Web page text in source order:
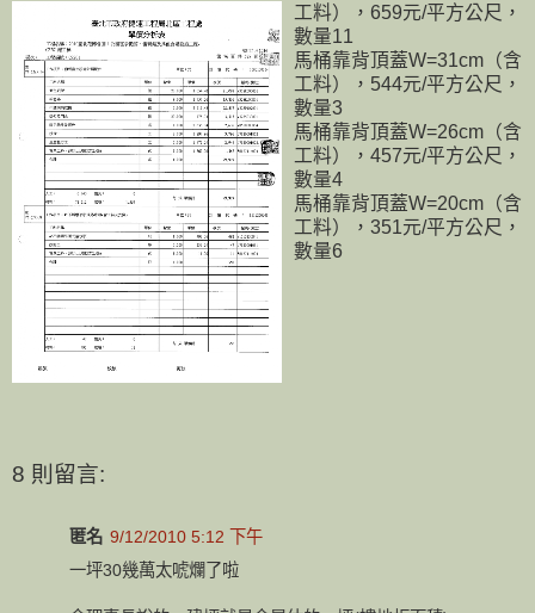
工料），659元/平方公尺，
數量11
馬桶靠背頂蓋W=31cm（含
工料），544元/平方公尺，
數量3
馬桶靠背頂蓋W=26cm（含
工料），457元/平方公尺，
數量4
馬桶靠背頂蓋W=20cm（含
工料），351元/平方公尺，
數量6
8 則留言:
匿名 9/12/2010 5:12 下午
一坪30幾萬太唬爛了啦